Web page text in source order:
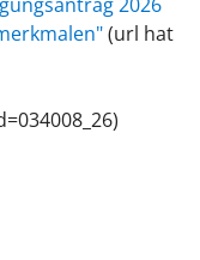
(url hat